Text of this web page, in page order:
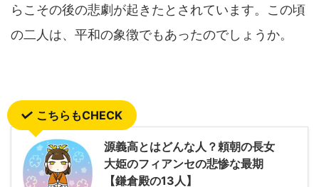
らこその後の悲劇が起きたとされています。この頃
の二人は、平和の象徴でもあったのでしょうか。
こちらもCHECK
源義高とはどんな人？頼朝の長女
大姫のフィアンセの悲惨な最期
【鎌倉殿の13人】